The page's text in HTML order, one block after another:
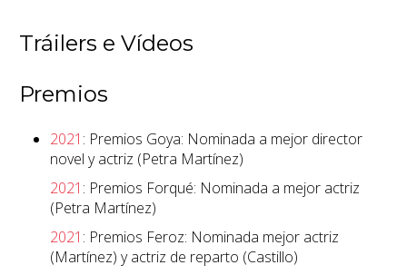
Tráilers e Vídeos
Premios
2021 : Premios Goya: Nominada a mejor director
novel y actriz (Petra Martínez)
2021 : Premios Forqué: Nominada a mejor actriz
(Petra Martínez)
2021 : Premios Feroz: Nominada mejor actriz
(Martínez) y actriz de reparto (Castillo)